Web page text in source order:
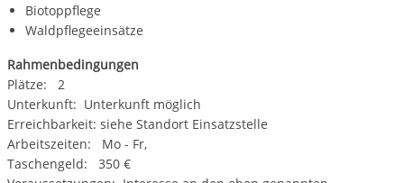
Biotoppflege
Waldpflegeeinsätze
Rahmenbedingungen
Plätze: 2
Unterkunft: Unterkunft möglich
Erreichbarkeit: siehe Standort Einsatzstelle
Arbeitszeiten: Mo - Fr,
Taschengeld: 350 €